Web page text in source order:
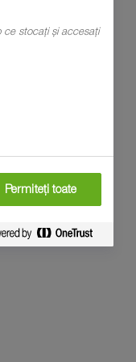
ce stocați și accesați
Permiteți toate